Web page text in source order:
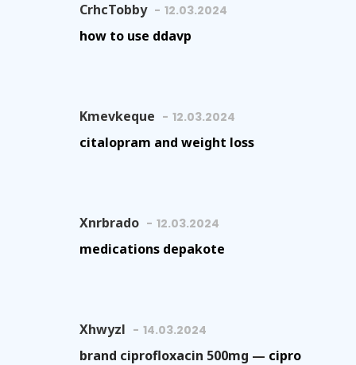
CrhcTobby 12.03.2024
how to use ddavp
Kmevkeque 12.03.2024
citalopram and weight loss
Xnrbrado 12.03.2024
medications depakote
Xhwyzl 14.03.2024
brand ciprofloxacin 500mg — cipro